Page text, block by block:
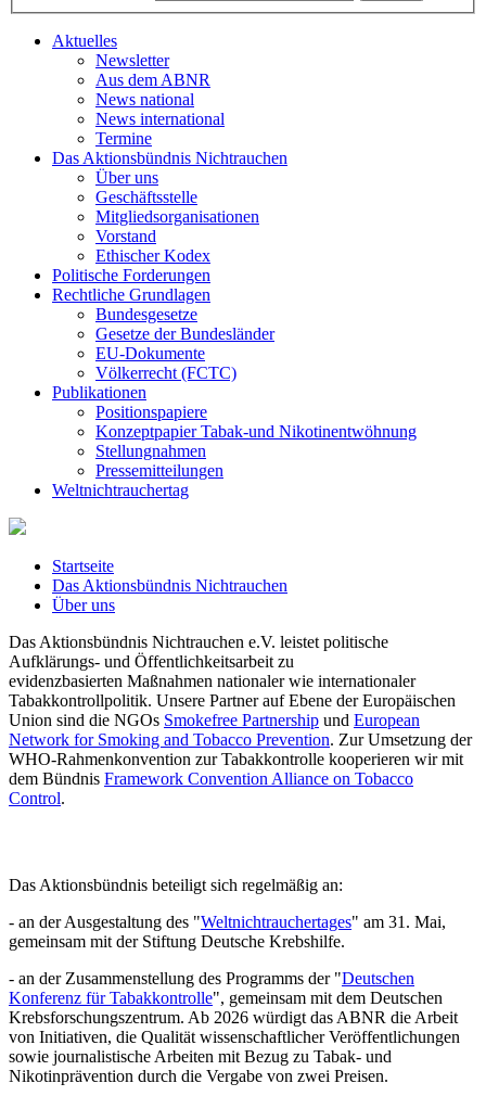
Aktuelles
Newsletter
Aus dem ABNR
News national
News international
Termine
Das Aktionsbündnis Nichtrauchen
Über uns
Geschäftsstelle
Mitgliedsorganisationen
Vorstand
Ethischer Kodex
Politische Forderungen
Rechtliche Grundlagen
Bundesgesetze
Gesetze der Bundesländer
EU-Dokumente
Völkerrecht (FCTC)
Publikationen
Positionspapiere
Konzeptpapier Tabak-und Nikotinentwöhnung
Stellungnahmen
Pressemitteilungen
Weltnichtrauchertag
Startseite
Das Aktionsbündnis Nichtrauchen
Über uns
Das Aktionsbündnis Nichtrauchen e.V. leistet politische
Aufklärungs- und Öffentlichkeitsarbeit zu
evidenzbasierten Maßnahmen nationaler wie internationaler
Tabakkontrollpolitik. Unsere Partner auf Ebene der Europäischen
Union sind die NGOs Smokefree Partnership und European
Network for Smoking and Tobacco Prevention. Zur Umsetzung der
WHO-Rahmenkonvention zur Tabakkontrolle kooperieren wir mit
dem Bündnis Framework Convention Alliance on Tobacco
Control.
Das Aktionsbündnis beteiligt sich regelmäßig an:
- an der Ausgestaltung des "Weltnichtrauchertages" am 31. Mai,
gemeinsam mit der Stiftung Deutsche Krebshilfe.
- an der Zusammenstellung des Programms der "Deutschen
Konferenz für Tabakkontrolle", gemeinsam mit dem Deutschen
Krebsforschungszentrum. Ab 2026 würdigt das ABNR die Arbeit
von Initiativen, die Qualität wissenschaftlicher Veröffentlichungen
sowie journalistische Arbeiten mit Bezug zu Tabak- und
Nikotinprävention durch die Vergabe von zwei Preisen.